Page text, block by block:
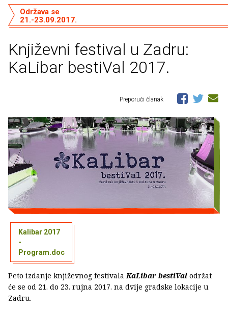
Književni festival u Zadru:
KaLibar bestiVal 2017.
Održava se
21.-23.09.2017.
Preporuči članak
Kalibar 2017
-
Program.doc
Peto izdanje književnog festivala KaLibar bestiVal održat
će se od 21. do 23. rujna 2017. na dvije gradske lokacije u
Zadru.